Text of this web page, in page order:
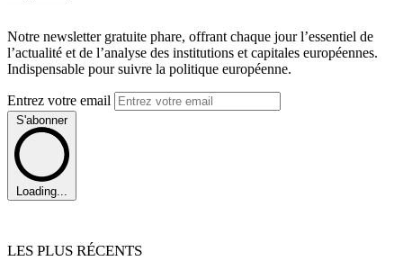
Notre newsletter gratuite phare, offrant chaque jour l’essentiel de
l’actualité et de l’analyse des institutions et capitales européennes.
Indispensable pour suivre la politique européenne.
Entrez votre email
S'abonner
Loading...
LES PLUS RÉCENTS